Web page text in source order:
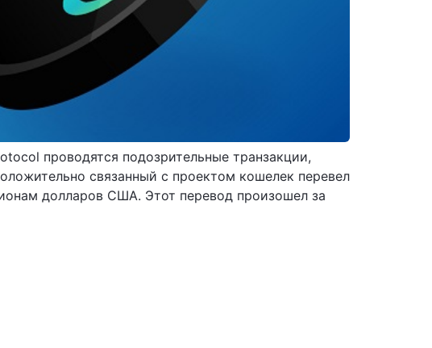
проводятся подозрительные транзакции,
связанный с проектом кошелек перевел
долларов США. Этот перевод произошел за